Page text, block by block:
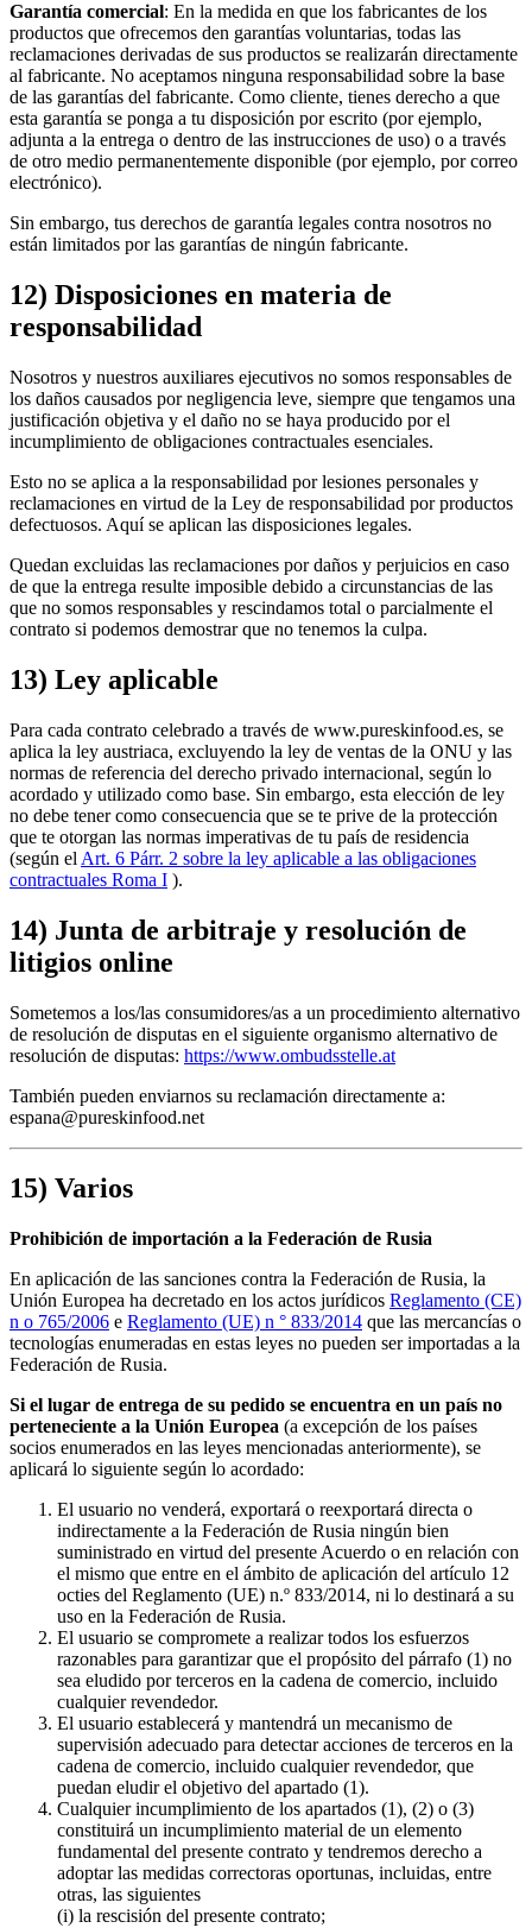
Garantía comercial: En la medida en que los fabricantes de los
productos que ofrecemos den garantías voluntarias, todas las
reclamaciones derivadas de sus productos se realizarán directamente
al fabricante. No aceptamos ninguna responsabilidad sobre la base
de las garantías del fabricante. Como cliente, tienes derecho a que
esta garantía se ponga a tu disposición por escrito (por ejemplo,
adjunta a la entrega o dentro de las instrucciones de uso) o a través
de otro medio permanentemente disponible (por ejemplo, por correo
electrónico).
Sin embargo, tus derechos de garantía legales contra nosotros no
están limitados por las garantías de ningún fabricante.
12) Disposiciones en materia de
responsabilidad
Nosotros y nuestros auxiliares ejecutivos no somos responsables de
los daños causados por negligencia leve, siempre que tengamos una
justificación objetiva y el daño no se haya producido por el
incumplimiento de obligaciones contractuales esenciales.
Esto no se aplica a la responsabilidad por lesiones personales y
reclamaciones en virtud de la Ley de responsabilidad por productos
defectuosos. Aquí se aplican las disposiciones legales.
Quedan excluidas las reclamaciones por daños y perjuicios en caso
de que la entrega resulte imposible debido a circunstancias de las
que no somos responsables y rescindamos total o parcialmente el
contrato si podemos demostrar que no tenemos la culpa.
13) Ley aplicable
Para cada contrato celebrado a través de www.pureskinfood.es, se
aplica la ley austriaca, excluyendo la ley de ventas de la ONU y las
normas de referencia del derecho privado internacional, según lo
acordado y utilizado como base. Sin embargo, esta elección de ley
no debe tener como consecuencia que se te prive de la protección
que te otorgan las normas imperativas de tu país de residencia
(según el Art. 6 Párr. 2 sobre la ley aplicable a las obligaciones
contractuales Roma I ).
14) Junta de arbitraje y resolución de
litigios online
Sometemos a los/las consumidores/as a un procedimiento alternativo
de resolución de disputas en el siguiente organismo alternativo de
resolución de disputas: https://www.ombudsstelle.at
También pueden enviarnos su reclamación directamente a:
espana@pureskinfood.net
15) Varios
Prohibición de importación a la Federación de Rusia
En aplicación de las sanciones contra la Federación de Rusia, la
Unión Europea ha decretado en los actos jurídicos Reglamento (CE)
n o 765/2006 e Reglamento (UE) n ° 833/2014 que las mercancías o
tecnologías enumeradas en estas leyes no pueden ser importadas a la
Federación de Rusia.
Si el lugar de entrega de su pedido se encuentra en un país no
perteneciente a la Unión Europea (a excepción de los países
socios enumerados en las leyes mencionadas anteriormente), se
aplicará lo siguiente según lo acordado:
El usuario no venderá, exportará o reexportará directa o
indirectamente a la Federación de Rusia ningún bien
suministrado en virtud del presente Acuerdo o en relación con
el mismo que entre en el ámbito de aplicación del artículo 12
octies del Reglamento (UE) n.º 833/2014, ni lo destinará a su
uso en la Federación de Rusia.
El usuario se compromete a realizar todos los esfuerzos
razonables para garantizar que el propósito del párrafo (1) no
sea eludido por terceros en la cadena de comercio, incluido
cualquier revendedor.
El usuario establecerá y mantendrá un mecanismo de
supervisión adecuado para detectar acciones de terceros en la
cadena de comercio, incluido cualquier revendedor, que
puedan eludir el objetivo del apartado (1).
Cualquier incumplimiento de los apartados (1), (2) o (3)
constituirá un incumplimiento material de un elemento
fundamental del presente contrato y tendremos derecho a
adoptar las medidas correctoras oportunas, incluidas, entre
otras, las siguientes
(i) la rescisión del presente contrato;